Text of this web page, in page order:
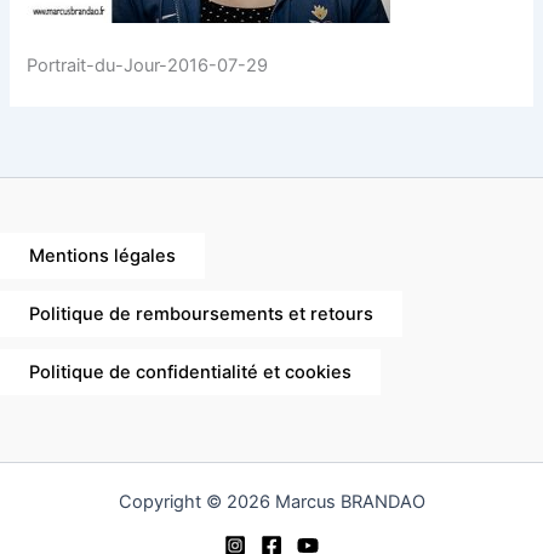
Portrait-du-Jour-2016-07-29
Mentions légales
Politique de remboursements et retours
Politique de confidentialité et cookies
Copyright © 2026 Marcus BRANDAO